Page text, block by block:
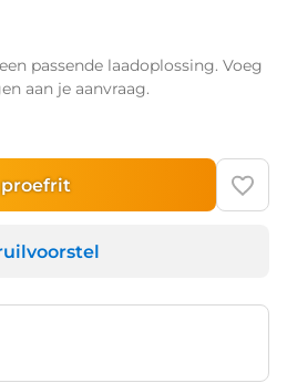
passende laadoplossing. Voeg
aan je aanvraag.